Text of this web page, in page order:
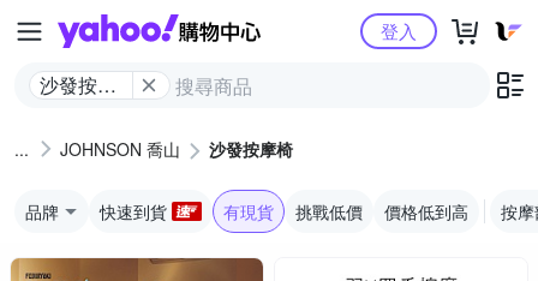
Yahoo購物中心
沙發按摩
登入
JOHNSON 喬山 沙發按摩椅
品牌 快速到貨 有現貨 挑戰低價 價格低到高 按